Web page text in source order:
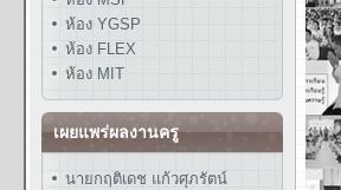
ห้อง YGSP
ห้อง FLEX
ห้อง MIT
เผยแพร่ผลงานครู
นายกฤติเดช แก้วศุภรัตน์